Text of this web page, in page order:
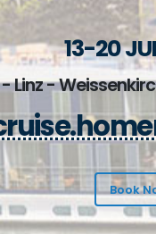
13-20
Linz -
Book